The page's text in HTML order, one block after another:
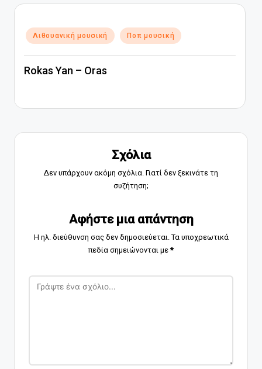
Αναρτήθηκε
σε
Λιθουανική μουσική Ποπ μουσική
Rokas Yan – Oras
Σχόλια
Δεν υπάρχουν ακόμη σχόλια. Γιατί δεν ξεκινάτε τη
συζήτηση;
Αφήστε μια απάντηση
Η ηλ. διεύθυνση σας δεν δημοσιεύεται. Τα υποχρεωτικά
πεδία σημειώνονται με*